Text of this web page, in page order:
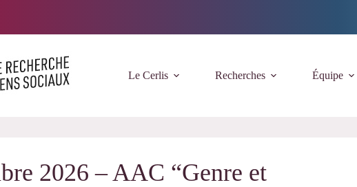
Le Cerlis Recherches Équipe
2026 – AAC “Genre et